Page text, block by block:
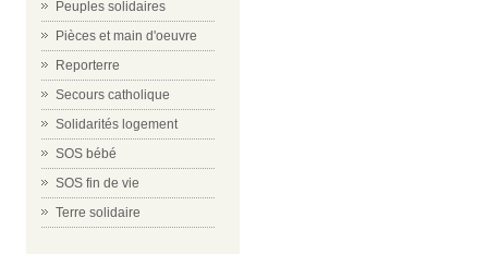
Peuples solidaires
Pièces et main d'oeuvre
Reporterre
Secours catholique
Solidarités logement
SOS bébé
SOS fin de vie
Terre solidaire